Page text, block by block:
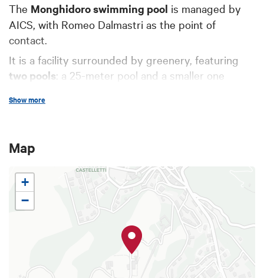
The Monghidoro swimming pool is managed by
AICS, with Romeo Dalmastri as the point of
contact.
It is a facility surrounded by greenery, featuring
two pools: a 25-meter pool and a smaller one
Guests can
Outdoor sports facilities include a
beach volleyball court
summer camps and various sports courses are
organized.
Show more
Map
+
−